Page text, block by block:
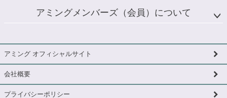
アミングメンバーズ（会員）について
アミング オフィシャルサイト
会社概要
プライバシーポリシー